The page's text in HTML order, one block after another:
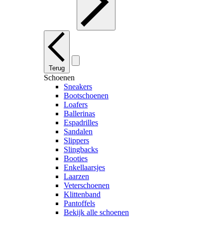
Terug
Schoenen
Sneakers
Bootschoenen
Loafers
Ballerinas
Espadrilles
Sandalen
Slippers
Slingbacks
Booties
Enkellaarsjes
Laarzen
Veterschoenen
Klittenband
Pantoffels
Bekijk alle schoenen